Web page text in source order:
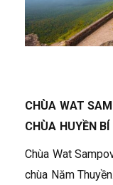
CHÙA WAT
CHÙA HUYỀN
Chùa Wat
chùa Năm